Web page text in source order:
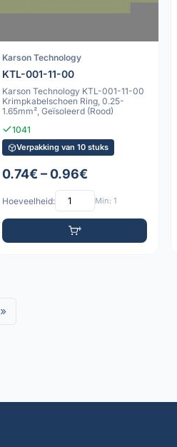
Karson Technology
KTL-001-11-00
Karson Technology KTL-001-11-00
Krimpkabelschoen Ring, 0.25-
1.65mm², Geïsoleerd (Rood)
1041
Verpakking van 10 stuks
0.74€ – 0.96€
Hoeveelheid: Min: 1
»